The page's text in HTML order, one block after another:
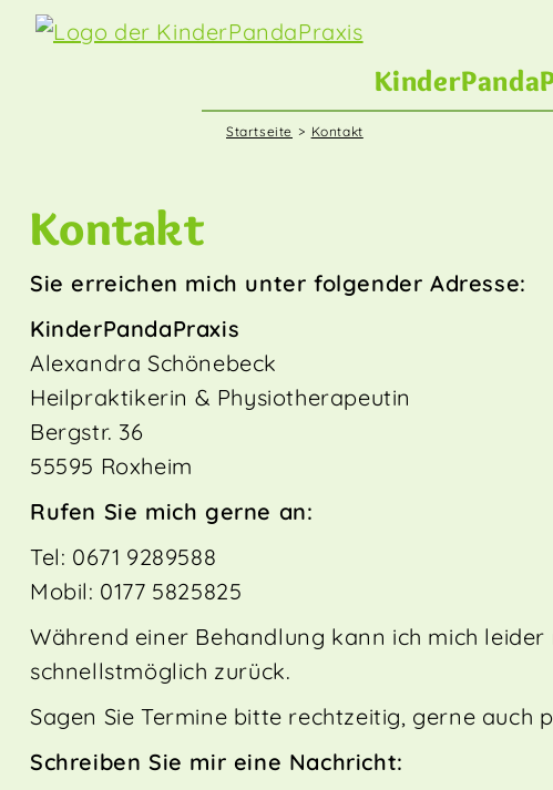
Startseite Kontakt
Kontakt
Sie erreichen mich unter folgender Adresse:
KinderPandaPraxis
Alexandra Schönebeck
Heilpraktikerin & Physiotherapeutin
Bergstr. 36
55595 Roxheim
Rufen Sie mich gerne an:
Tel: 0671 9289588
Mobil: 0177 5825825
Während einer Behandlung kann ich mich
schnellstmöglich zurück.
Sagen Sie Termine bitte rechtzeitig, gerne auch
Schreiben Sie mir eine Nachricht: